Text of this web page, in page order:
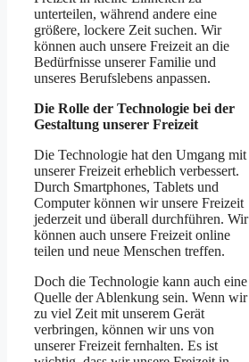
unterteilen, während andere eine
größere, lockere Zeit suchen. Wir
können auch unsere Freizeit an die
Bedürfnisse unserer Familie und
unseres Berufslebens anpassen.
Die Rolle der Technologie bei der
Gestaltung unserer Freizeit
Die Technologie hat den Umgang mit
unserer Freizeit erheblich verbessert.
Durch Smartphones, Tablets und
Computer können wir unsere Freizeit
jederzeit und überall durchführen. Wir
können auch unsere Freizeit online
teilen und neue Menschen treffen.
Doch die Technologie kann auch eine
Quelle der Ablenkung sein. Wenn wir
zu viel Zeit mit unserem Gerät
verbringen, können wir uns von
unserer Freizeit fernhalten. Es ist